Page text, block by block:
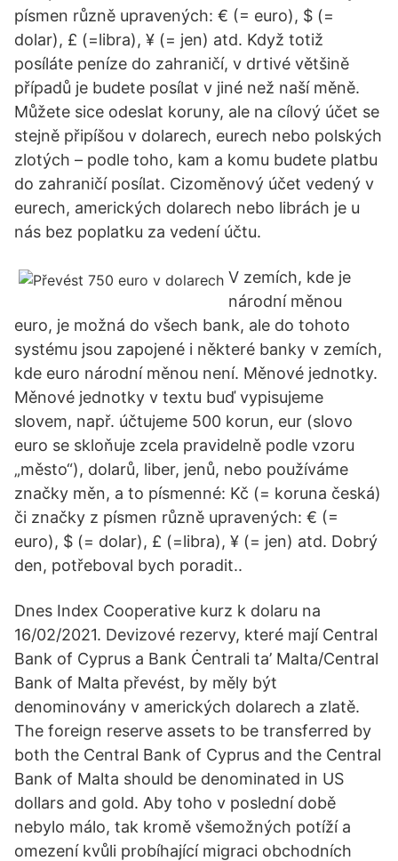
písmen různě upravených: € (= euro), $ (=
dolar), £ (=libra), ¥ (= jen) atd. Když totiž
posíláte peníze do zahraničí, v drtivé většině
případů je budete posílat v jiné než naší měně.
Můžete sice odeslat koruny, ale na cílový účet se
stejně připíšou v dolarech, eurech nebo polských
zlotých – podle toho, kam a komu budete platbu
do zahraničí posílat. Cizoměnový účet vedený v
eurech, amerických dolarech nebo librách je u
nás bez poplatku za vedení účtu.
V zemích, kde je
národní měnou
euro, je možná do všech bank, ale do tohoto
systému jsou zapojené i některé banky v zemích,
kde euro národní měnou není. Měnové jednotky.
Měnové jednotky v textu buď vypisujeme
slovem, např. účtujeme 500 korun, eur (slovo
euro se skloňuje zcela pravidelně podle vzoru
„město“), dolarů, liber, jenů, nebo používáme
značky měn, a to písmenné: Kč (= koruna česká)
či značky z písmen různě upravených: € (=
euro), $ (= dolar), £ (=libra), ¥ (= jen) atd. Dobrý
den, potřeboval bych poradit..
Dnes Index Cooperative kurz k dolaru na
16/02/2021. Devizové rezervy, které mají Central
Bank of Cyprus a Bank Ċentrali ta’ Malta/Central
Bank of Malta převést, by měly být
denominovány v amerických dolarech a zlatě.
The foreign reserve assets to be transferred by
both the Central Bank of Cyprus and the Central
Bank of Malta should be denominated in US
dollars and gold. Aby toho v poslední době
nebylo málo, tak kromě všemožných potíží a
omezení kvůli probíhající migraci obchodních